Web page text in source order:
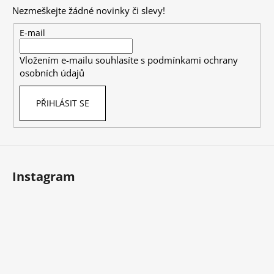
Nezmeškejte žádné novinky či slevy!
E-mail
Vložením e-mailu souhlasíte s podmínkami ochrany
osobních údajů
PŘIHLÁSIT SE
Instagram